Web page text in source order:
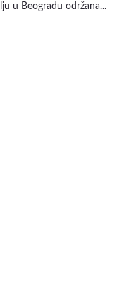
u Beogradu održana...